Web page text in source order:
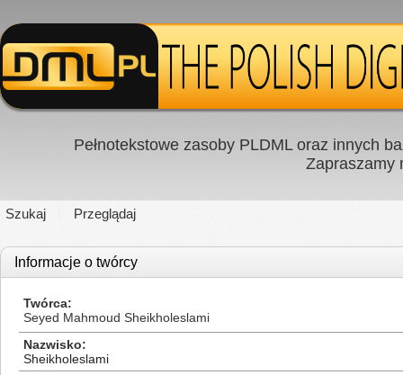
Pełnotekstowe zasoby PLDML oraz innych
Zapraszamy
Szukaj Przeglądaj
Informacje o twórcy
Twórca
Seyed Mahmoud Sheikholeslami
Nazwisko
Sheikholeslami